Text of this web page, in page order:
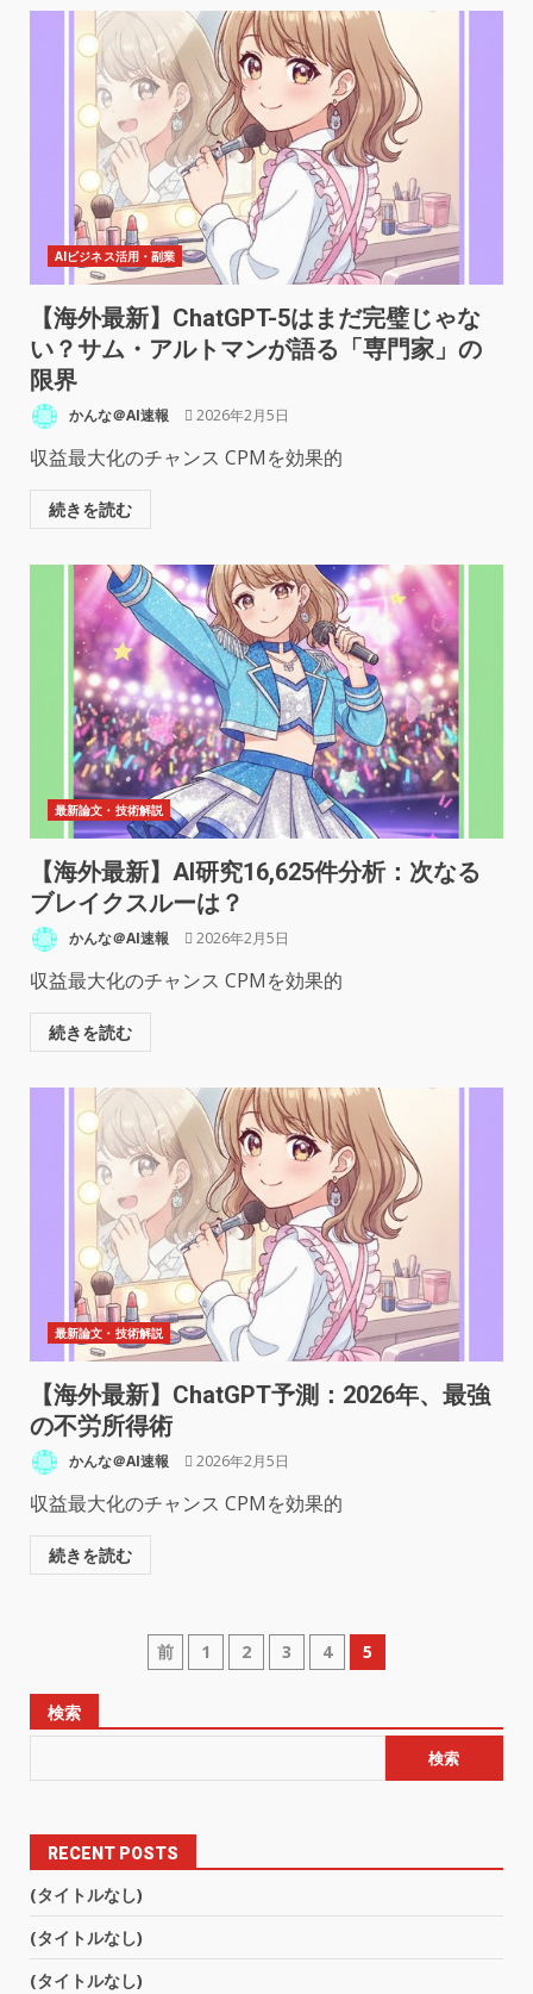
AIビジネス活用・副業
【海外最新】ChatGPT-5はまだ完璧じゃな
い？サム・アルトマンが語る「専門家」の
限界
かんな＠AI速報 2026年2月5日
収益最大化のチャンス CPMを効果的
続きを読む
最新論文・技術解説
【海外最新】AI研究16,625件分析：次なる
ブレイクスルーは？
かんな＠AI速報 2026年2月5日
収益最大化のチャンス CPMを効果的
続きを読む
最新論文・技術解説
【海外最新】ChatGPT予測：2026年、最強
の不労所得術
かんな＠AI速報 2026年2月5日
収益最大化のチャンス CPMを効果的
続きを読む
前 1 2 3 4 5
検索
検索
RECENT POSTS
(タイトルなし)
(タイトルなし)
(タイトルなし)